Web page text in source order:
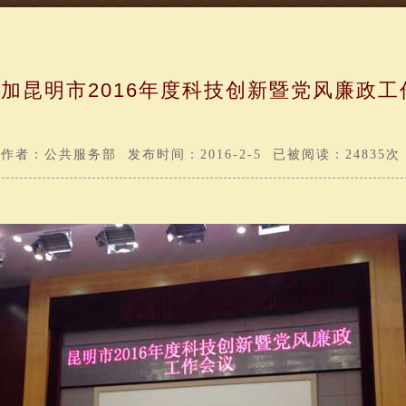
昆明市2016年度科技创新暨党风廉政工
作者：公共服务部 发布时间：2016-2-5 已被阅读：24835次